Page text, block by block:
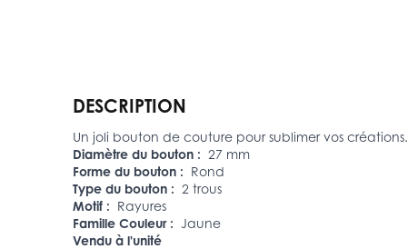
DESCRIPTION
Un joli bouton de couture pour sublimer vos créations.
Diamètre du bouton : 27 mm
Forme du bouton : Rond
Type du bouton : 2 trous
Motif : Rayures
Famille Couleur : Jaune
Vendu à l'unité